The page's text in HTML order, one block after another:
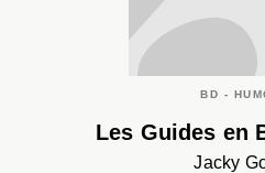
BD -
Les Guides en
Jacky